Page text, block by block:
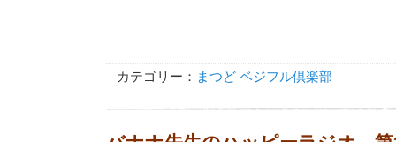
カテゴリー： まつど ベジフル倶楽部